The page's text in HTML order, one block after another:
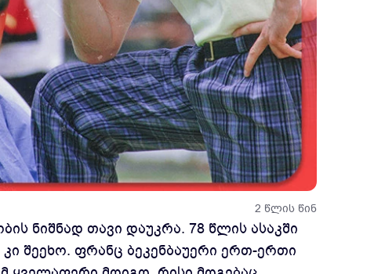
2 წლის წინ
ნიშნად თავი დაუკრა. 78 წლის ასაკში
შეეხო. ფრანც ბეკენბაუერი ერთ-ერთი